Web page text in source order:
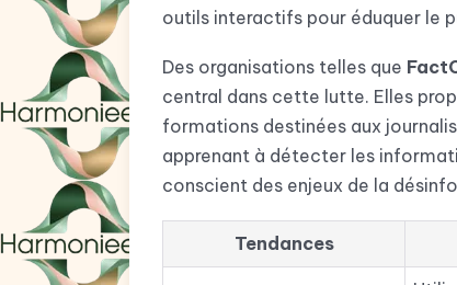
outils interactifs pour éduquer le
Des organisations telles que
central dans cette lutte. Elles
formations destinées aux
apprenant à détecter les
conscient des enjeux de la
Tendances